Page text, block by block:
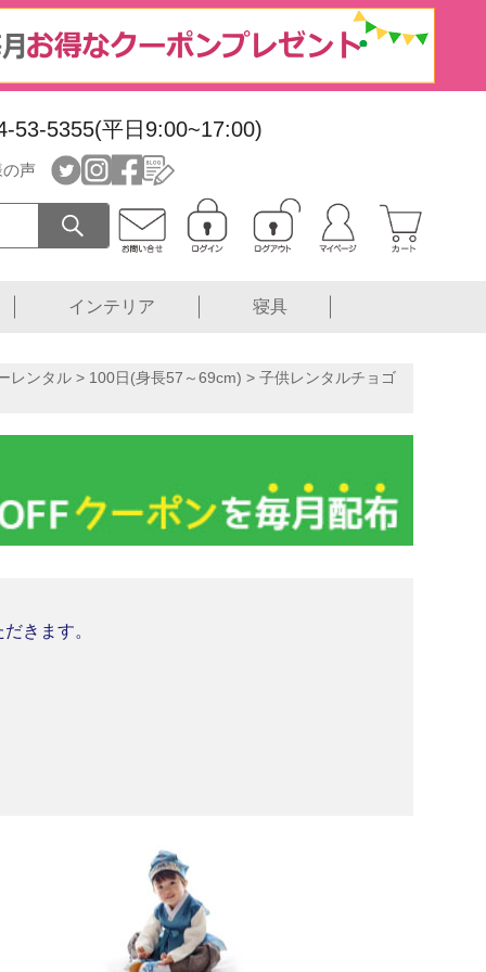
53-5355(平日9:00~17:00)
声
インテリア 寝具
レンタル > 100日(身長57～69cm) > 子供レンタルチョゴ
きます。